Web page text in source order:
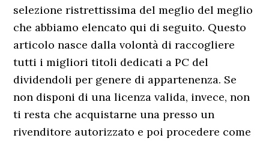
selezione ristrettissima del meglio del meglio
che abbiamo elencato qui di seguito. Questo
articolo nasce dalla volontà di raccogliere
tutti i migliori titoli dedicati a PC del
dividendoli per genere di appartenenza. Se
non disponi di una licenza valida, invece, non
ti resta che acquistarne una presso un
rivenditore autorizzato e poi procedere come